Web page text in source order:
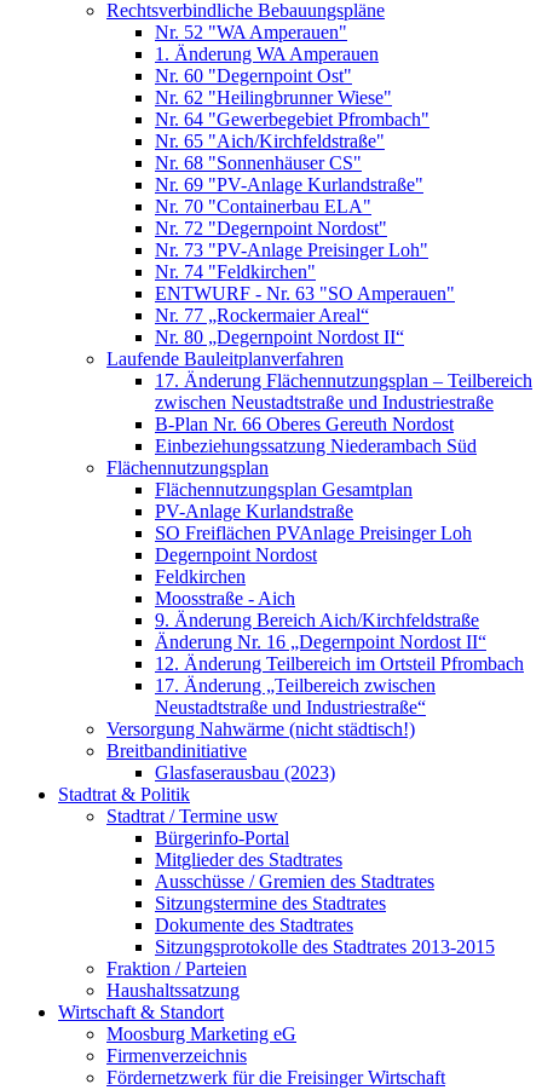
Rechtsverbindliche Bebauungspläne
Nr. 52 "WA Amperauen"
1. Änderung WA Amperauen
Nr. 60 "Degernpoint Ost"
Nr. 62 "Heilingbrunner Wiese"
Nr. 64 "Gewerbegebiet Pfrombach"
Nr. 65 "Aich/Kirchfeldstraße"
Nr. 68 "Sonnenhäuser CS"
Nr. 69 "PV-Anlage Kurlandstraße"
Nr. 70 "Containerbau ELA"
Nr. 72 "Degernpoint Nordost"
Nr. 73 "PV-Anlage Preisinger Loh"
Nr. 74 "Feldkirchen"
ENTWURF - Nr. 63 "SO Amperauen"
Nr. 77 „Rockermaier Areal“
Nr. 80 „Degernpoint Nordost II“
Laufende Bauleitplanverfahren
17. Änderung Flächennutzungsplan – Teilbereich
zwischen Neustadtstraße und Industriestraße
B-Plan Nr. 66 Oberes Gereuth Nordost
Einbeziehungssatzung Niederambach Süd
Flächennutzungsplan
Flächennutzungsplan Gesamtplan
PV-Anlage Kurlandstraße
SO Freiflächen PV­Anlage Preisinger Loh
Degernpoint Nordost
Feldkirchen
Moosstraße - Aich
9. Änderung Bereich Aich/Kirchfeldstraße
Änderung Nr. 16 „Degernpoint Nordost II“
12. Änderung Teilbereich im Ortsteil Pfrombach
17. Änderung „Teilbereich zwischen
Neustadtstraße und Industriestraße“
Versorgung Nahwärme (nicht städtisch!)
Breitbandinitiative
Glasfaserausbau (2023)
Stadtrat & Politik
Stadtrat / Termine usw
Bürgerinfo-Portal
Mitglieder des Stadtrates
Ausschüsse / Gremien des Stadtrates
Sitzungstermine des Stadtrates
Dokumente des Stadtrates
Sitzungsprotokolle des Stadtrates 2013-2015
Fraktion / Parteien
Haushaltssatzung
Wirtschaft & Standort
Moosburg Marketing eG
Firmenverzeichnis
Fördernetzwerk für die Freisinger Wirtschaft